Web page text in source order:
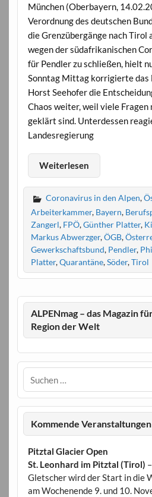
München (Oberbayern,
Verordnung des deutschen
die Grenzübergänge nach Tirol
wegen der südafrikanischen
für Pendler zu schließen, hielt
Sonntag Mittag korrigierte das
Horst Seehofer die
Chaos weiter, weil viele Fragen
geklärt sind. Unterdessen
Landesregierung
Weiterlesen
Coronavirus in den Alpen,
Arbeiterkammer, Bayern,
Zangerl, FPÖ,Günther Platter,
Markus Abwerzger,ÖGB,
Gewerkschaftsbund, Pendler,
Platter,Quarantäne,Söder,Tirol
ALPENmag – das Magazin
Region der Welt
Kommende Veranstaltungen
Pitztal Glacier Open
St. Leonhard im Pitztal (Tirol)
Gletscher wird der Start in die
am Wochenende 9. und 10.